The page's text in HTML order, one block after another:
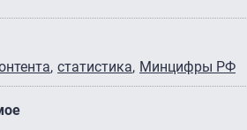
статистика Минцифры РФ